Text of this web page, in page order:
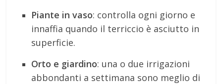
Piante in vaso: controlla ogni giorno e
innaffia quando il terriccio è asciutto in
superficie.
Orto e giardino: una o due irrigazioni
abbondanti a settimana sono meglio di